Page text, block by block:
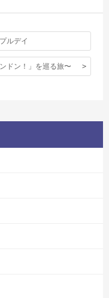
ルデイ
ドン！」を巡る旅〜